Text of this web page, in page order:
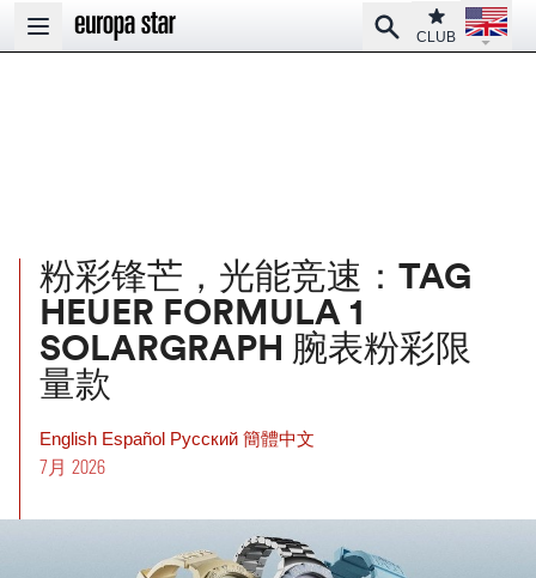
Open main menu
SearchClub
CLUB
Open
粉彩锋芒，光能竞速：TAG
HEUER FORMULA 1
SOLARGRAPH 腕表粉彩限
量款
English Español Pусский 簡體中文
7月 2026